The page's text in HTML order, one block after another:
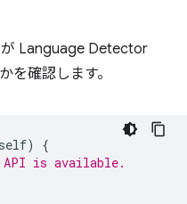
Language Detector
を確認します。
self)
{
API is available.